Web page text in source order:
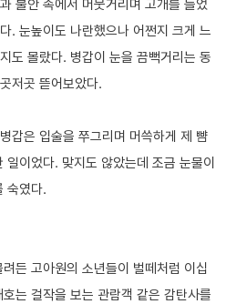
불안 속에서 머뭇거리며 고개를 들었
. 눈높이도 나란했으나 어쩐지 크게 느
도 몰랐다. 병갑이 눈을 끔뻑거리는 동
저곳 뜯어보았다.
갑은 입술을 쭈그리며 머쓱하게 제 뺨
이었다. 맞지도 않았는데 조금 눈물이
숙였다.
든 고아원의 소년들이 벌떼처럼 이십
는 걸작을 보는 관람객 같은 감탄사를